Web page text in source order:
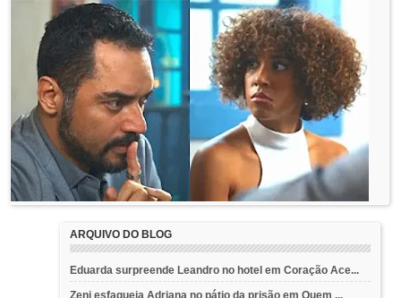
ARQUIVO DO BLOG
Eduarda surpreende Leandro no hotel em Coração Ace...
Zeni esfaqueia Adriana no pátio da prisão em Quem ...